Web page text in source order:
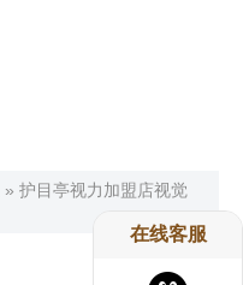
» 护目亭视力加盟店视觉
在线客服